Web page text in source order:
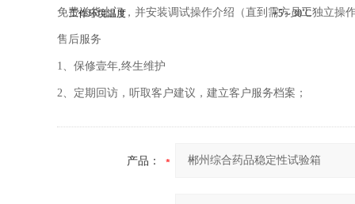
工作环境温度 +5～30˚C
免费送货上门，并安装调试操作介绍（直到需方员工独立操作
售后服务
1、保修壹年,终生维护
2、定期回访，听取客户建议，建立客户服务档案；
产品：